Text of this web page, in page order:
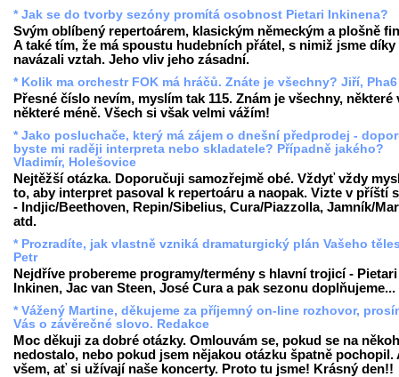
* Jak se do tvorby sezóny promítá osobnost Pietari Inkinena?
Svým oblíbený repertoárem, klasickým německým a plošně
A také tím, že má spoustu hudebních přátel, s nimiž jsme díky
navázali vztah. Jeho vliv jeho zásadní.
* Kolik ma orchestr FOK má hráčů. Znáte je všechny? Jiří, Pha6
Přesné číslo nevím, myslím tak 115. Znám je všechny, některé
některé méně. Všech si však velmi vážím!
* Jako posluchače, který má zájem o dnešní předprodej -
byste mi raději interpreta nebo skladatele? Případně jakého?
Vladimír, Holešovice
Nejtěžší otázka. Doporučuji samozřejmě obé. Vždyť vždy
to, aby interpret pasoval k repertoáru a naopak. Vizte v příští
- Indjic/Beethoven, Repin/Sibelius, Cura/Piazzolla, Jamník/
atd.
* Prozradíte, jak vlastně vzniká dramaturgický plán Vašeho
Petr
Nejdříve probereme programy/termény s hlavní trojicí - Pietari
Inkinen, Jac van Steen, José Cura a pak sezonu doplňujeme...
* Vážený Martine, děkujeme za příjemný on-line rozhovor,
Vás o závěrečné slovo. Redakce
Moc děkuji za dobré otázky. Omlouvám se, pokud se na
nedostalo, nebo pokud jsem nějakou otázku špatně pochopil.
všem, ať si užívají naše koncerty. Proto tu jsme! Krásný den!!